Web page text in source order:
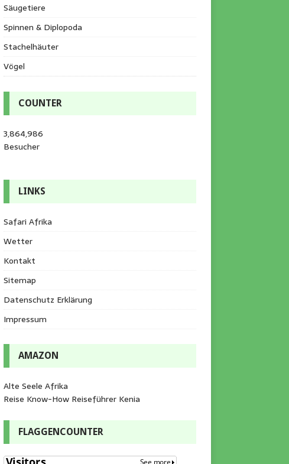
Säugetiere
Spinnen & Diplopoda
Stachelhäuter
Vögel
COUNTER
3,864,986
Besucher
LINKS
Safari Afrika
Wetter
Kontakt
Sitemap
Datenschutz Erklärung
Impressum
AMAZON
Alte Seele Afrika
Reise Know-How Reiseführer Kenia
FLAGGENCOUNTER